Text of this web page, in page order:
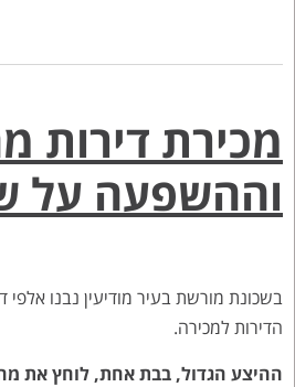
מכירת דירות
וההשפעה על
הדירות למכירה.
ההיצע הגדול, בבת אחת, לוחץ את מחירי הדירות למטה